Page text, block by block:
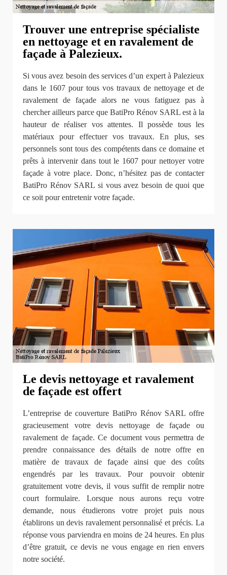
Trouver une entreprise spécialiste
en nettoyage et en ravalement de
façade à Palezieux.
Si vous avez besoin des services d’un expert à Palezieux
dans le 1607 pour tous vos travaux de nettoyage et de
ravalement de façade alors ne vous fatiguez pas à
chercher ailleurs parce que BatiPro Rénov SARL est à la
hauteur de réaliser vos attentes. Il possède tous les
matériaux pour effectuer vos travaux. En plus, ses
personnels sont tous des compétents dans ce domaine et
prêts à intervenir dans tout le 1607 pour nettoyer votre
façade à votre place. Donc, n’hésitez pas de contacter
BatiPro Rénov SARL si vous avez besoin de quoi que
ce soit pour entretenir votre façade.
Le devis nettoyage et ravalement
de façade est offert
L’entreprise de couverture BatiPro Rénov SARL offre
gracieusement votre devis nettoyage de façade ou
ravalement de façade. Ce document vous permettra de
prendre connaissance des détails de notre offre en
matière de travaux de façade ainsi que des coûts
engendrés par les travaux. Pour pouvoir obtenir
gratuitement votre devis, il vous suffit de remplir notre
court formulaire. Lorsque nous aurons reçu votre
demande, nous étudierons votre projet puis nous
établirons un devis ravalement personnalisé et précis. La
réponse vous parviendra en moins de 24 heures. En plus
d’être gratuit, ce devis ne vous engage en rien envers
notre société.